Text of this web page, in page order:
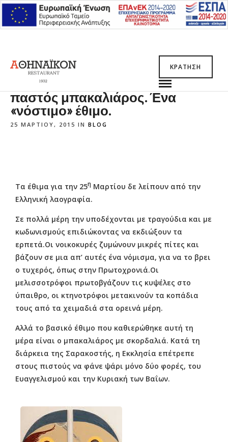
ΚΡΆΤΗΣΗ
Ευαγγελισμός της Θεοτόκου και
παστός μπακαλιάρος. Ένα
«νόστιμο» έθιμο.
25 ΜΑΡΤΊΟΥ, 2015 IN BLOG
Τα έθιμα για την 25η Μαρτίου δε λείπουν από την
Ελληνική λαογραφία.
Σε πολλά μέρη την υποδέχονται με τραγούδια και με
κωδωνισμούς επιδιώκοντας να εκδιώξουν τα
ερπετά.Οι νοικοκυρές ζυμώνουν μικρές πίτες και
βάζουν σε μια απ’ αυτές ένα νόμισμα, για να το βρει
ο τυχερός, όπως στην Πρωτοχρονιά.Οι
μελισσοτρόφοι πρωτοβγάζουν τις κυψέλες στο
ύπαιθρο, οι κτηνοτρόφοι μετακινούν τα κοπάδια
τους από τα χειμαδιά στα ορεινά μέρη.
Αλλά το βασικό έθιμο που καθιερώθηκε αυτή τη
μέρα είναι ο μπακαλιάρος με σκορδαλιά. Κατά τη
διάρκεια της Σαρακοστής, η Εκκλησία επέτρεπε
στους πιστούς να φάνε ψάρι μόνο δύο φορές, του
Ευαγγελισμού και την Κυριακή των Βαΐων.